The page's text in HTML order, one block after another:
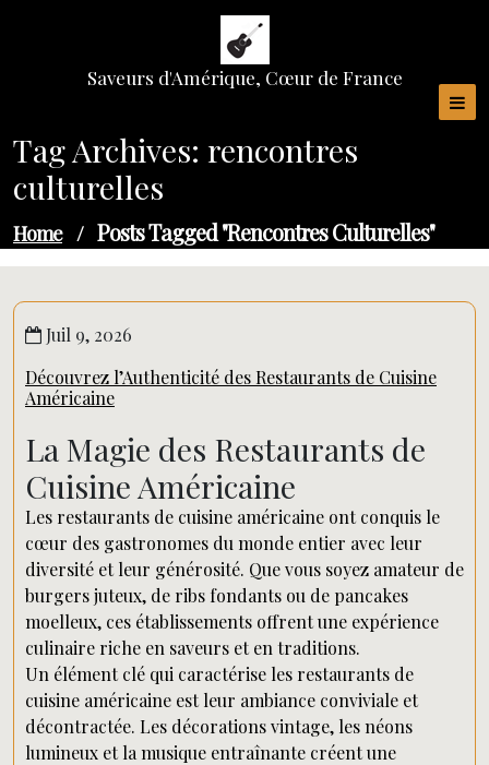
Saveurs d'Amérique, Cœur de France
Tag Archives: rencontres
culturelles
Home / Posts Tagged "rencontres Culturelles"
Juil 9, 2026
Découvrez l’Authenticité des Restaurants de Cuisine
Américaine
La Magie des Restaurants de
Cuisine Américaine
Les restaurants de cuisine américaine ont conquis le
cœur des gastronomes du monde entier avec leur
diversité et leur générosité. Que vous soyez amateur de
burgers juteux, de ribs fondants ou de pancakes
moelleux, ces établissements offrent une expérience
culinaire riche en saveurs et en traditions.
Un élément clé qui caractérise les restaurants de
cuisine américaine est leur ambiance conviviale et
décontractée. Les décorations vintage, les néons
lumineux et la musique entraînante créent une